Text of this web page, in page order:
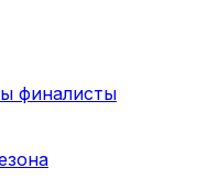
финалисты